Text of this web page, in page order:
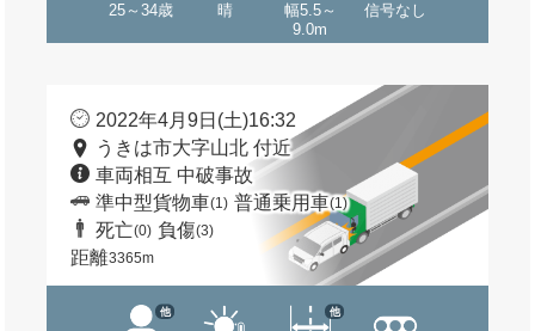
25～34歳 晴
幅5.5～
9.0m
信号なし
2022年4月9日(土)16:32
うきは市大字山北 付近
車両相互 中破事故
準中型貨物車(1) 普通乗用車(1)
死亡(0) 負傷(3)
距離3365m
他 他